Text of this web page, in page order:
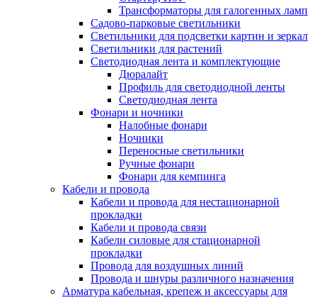
Трансформаторы для галогенных ламп
Садово-парковые светильники
Светильники для подсветки картин и зеркал
Светильники для растений
Светодиодная лента и комплектующие
Дюралайт
Профиль для светодиодной ленты
Светодиодная лента
Фонари и ночники
Налобные фонари
Ночники
Переносные светильники
Ручные фонари
Фонари для кемпинга
Кабели и провода
Кабели и провода для нестационарной
прокладки
Кабели и провода связи
Кабели силовые для стационарной
прокладки
Провода для воздушных линий
Провода и шнуры различного назначения
Арматура кабельная, крепеж и аксессуары для